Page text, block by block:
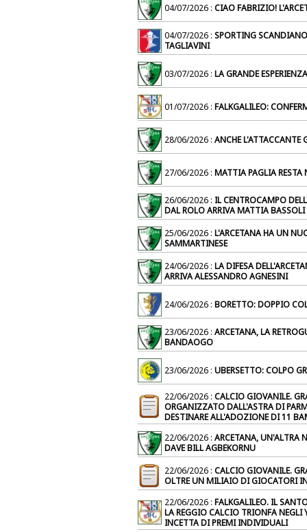
04/07/2026 : CIAO FABRIZIO!
04/07/2026 : SPORTING
TAGLIAVINI
03/07/2026 : LA GRANDE
01/07/2026 : FALKGALILEO:
28/06/2026 : ANCHE L'ATTACCANTE
27/06/2026 : MATTIA PAGLIA RESTA
26/06/2026 : IL CENTROCAMPO
DAL ROLO ARRIVA MATTIA BASSOLI
25/06/2026 : L'ARCETANA HA UN
SAMMARTINESE
24/06/2026 : LA DIFESA
ARRIVA ALESSANDRO AGNESINI
24/06/2026 : BORETTO: DOPPIO
23/06/2026 : ARCETANA, LA
BANDAOGO
23/06/2026 : UBERSETTO: COLPO
22/06/2026 : CALCIO GIOVANILE.
ORGANIZZATO DALL'ASTRA DI
DESTINARE ALL'ADOZIONE DI 11
22/06/2026 : ARCETANA, UN'ALTRA
DAVE BILL AGBEKORNU
22/06/2026 : CALCIO GIOVANILE.
OLTRE UN MILIAIO DI GIOCATORI
22/06/2026 : FALKGALILEO. IL
LA REGGIO CALCIO TRIONFA NEGLI
INCETTA DI PREMI INDIVIDUALI